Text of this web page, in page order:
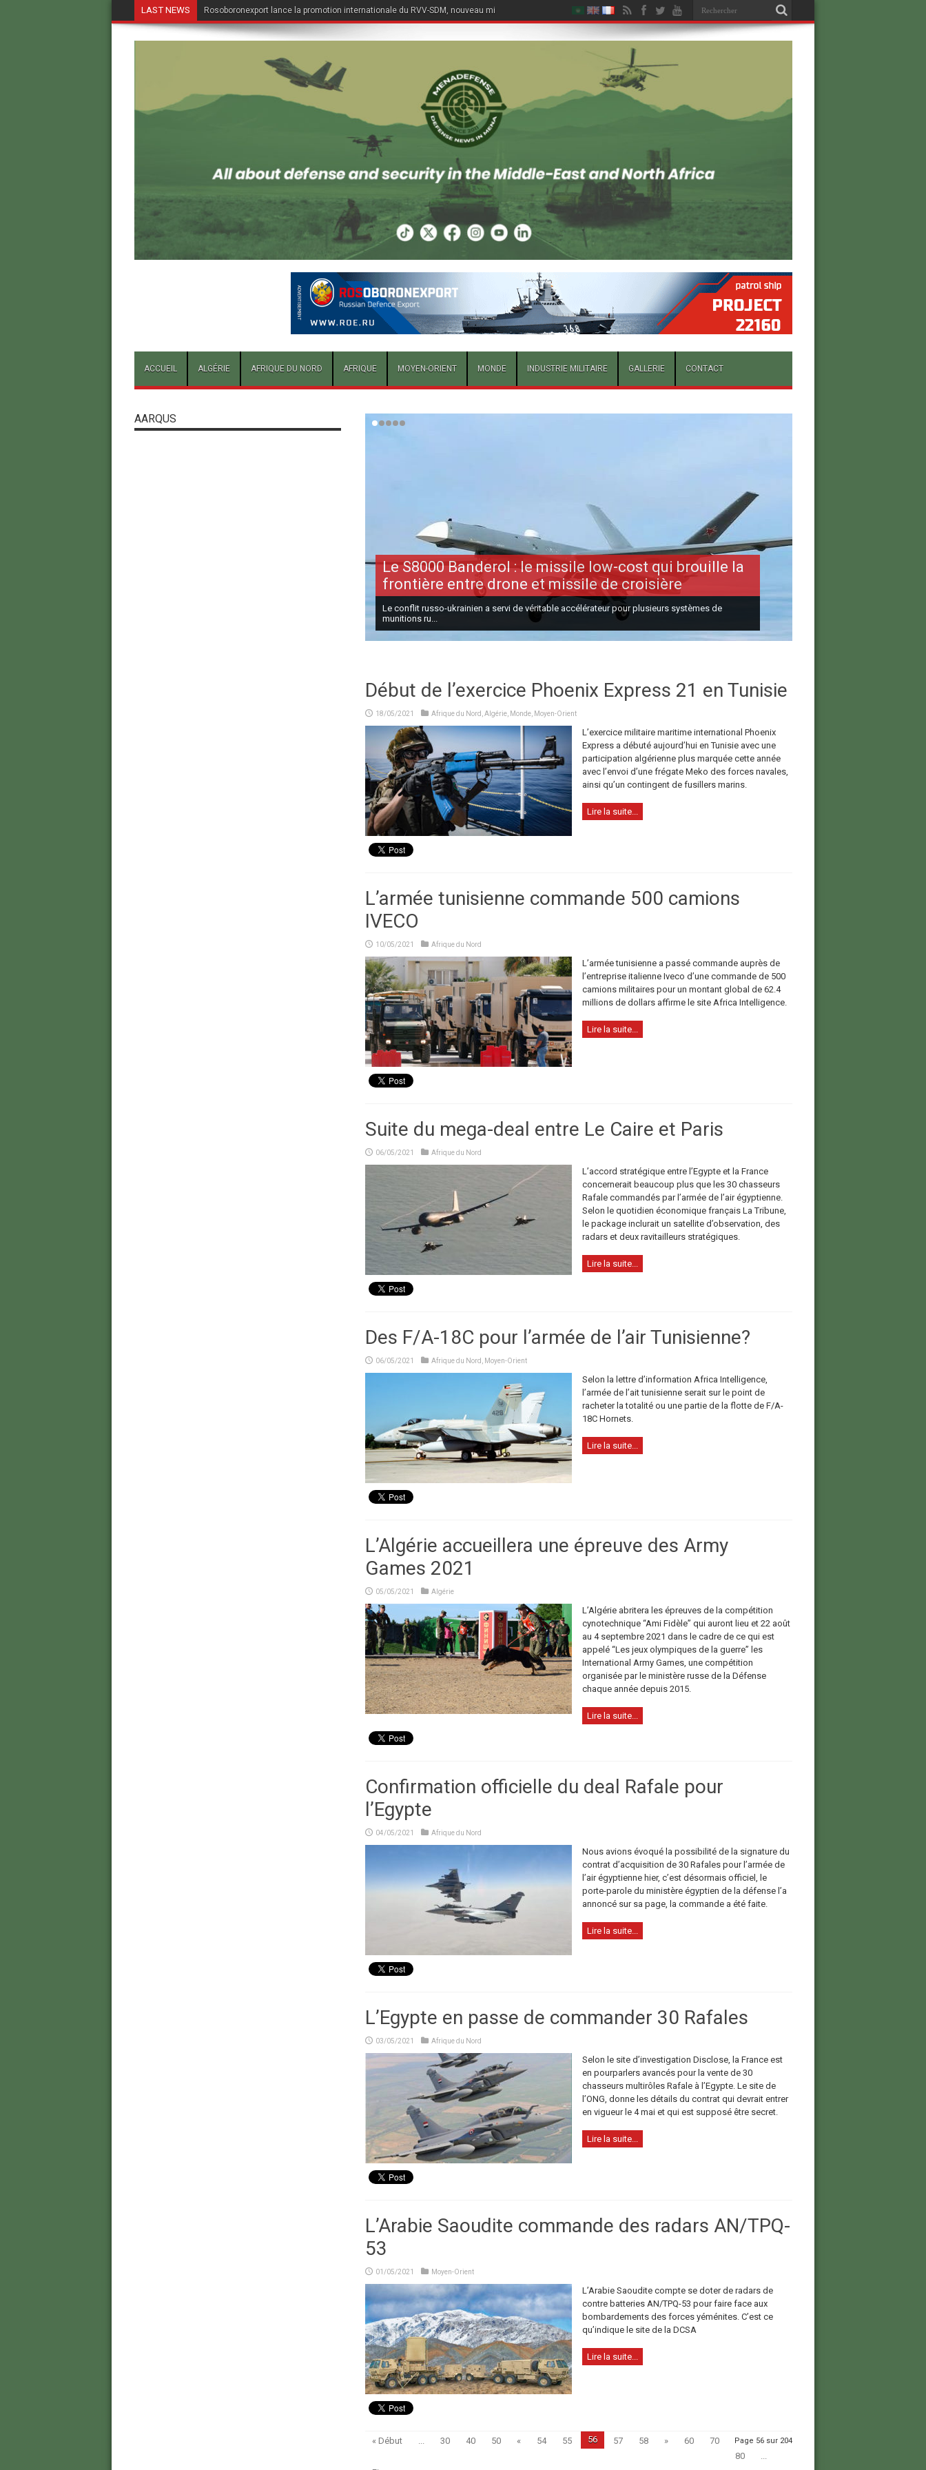
LAST NEWS Rosoboronexport lance la promotion internationale du RVV-SDM, nouveau missile air-air du Su-57E
ACCUEIL ALGÉRIE AFRIQUE DU NORD AFRIQUE MOYEN-ORIENT MONDE INDUSTRIE MILITAIRE GALLERIE CONTACT
Le S8000 Banderol : le missile low-cost qui brouille la
frontière entre drone et missile de croisière
Le conflit russo-ukrainien a servi de véritable accélérateur pour plusieurs systèmes de
munitions ru...
Début de l’exercice Phoenix Express 21 en Tunisie
18/05/2021 Afrique du Nord Algérie, Monde, Moyen-Orient
L’exercice militaire maritime international Phoenix
Express a débuté aujourd’hui en Tunisie avec une
participation algérienne plus marquée cette année
avec l’envoi d’une frégate Meko des forces navales,
ainsi qu’un contingent de fusillers marins.
Lire la suite...
L’armée tunisienne commande 500 camions
IVECO
10/05/2021 Afrique du Nord
L’armée tunisienne a passé commande auprès de
l’entreprise italienne Iveco d’une commande de 500
camions militaires pour un montant global de 62.4
millions de dollars affirme le site Africa Intelligence.
Lire la suite...
Suite du mega-deal entre Le Caire et Paris
06/05/2021 Afrique du Nord
L’accord stratégique entre l’Egypte et la France
concernerait beaucoup plus que les 30 chasseurs
Rafale commandés par l’armée de l’air égyptienne.
Selon le quotidien économique français La Tribune,
le package inclurait un satellite d’observation, des
radars et deux ravitailleurs stratégiques.
Lire la suite...
Des F/A-18C pour l’armée de l’air Tunisienne?
06/05/2021 Afrique du Nord Moyen-Orient
Selon la lettre d’information Africa Intelligence,
l’armée de l’ait tunisienne serait sur le point de
racheter la totalité ou une partie de la flotte de F/A-
18C Hornets.
Lire la suite...
L’Algérie accueillera une épreuve des Army
Games 2021
05/05/2021 Algérie
L’Algérie abritera les épreuves de la compétition
cynotechnique “Ami Fidèle” qui auront lieu et 22 août
au 4 septembre 2021 dans le cadre de ce qui est
appelé “Les jeux olympiques de la guerre” les
International Army Games, une compétition
organisée par le ministère russe de la Défense
chaque année depuis 2015.
Lire la suite...
Confirmation officielle du deal Rafale pour
l’Egypte
04/05/2021 Afrique du Nord
Nous avions évoqué la possibilité de la signature du
contrat d’acquisition de 30 Rafales pour l’armée de
l’air égyptienne hier, c’est désormais officiel, le
porte-parole du ministère égyptien de la défense l’a
annoncé sur sa page, la commande a été faite.
Lire la suite...
L’Egypte en passe de commander 30 Rafales
03/05/2021 Afrique du Nord
Selon le site d’investigation Disclose, la France est
en pourparlers avancés pour la vente de 30
chasseurs multirôles Rafale à l’Egypte. Le site de
l’ONG, donne les détails du contrat qui devrait entrer
en vigueur le 4 mai et qui est supposé être secret.
Lire la suite...
L’Arabie Saoudite commande des radars AN/TPQ-
53
01/05/2021 Moyen-Orient
L’Arabie Saoudite compte se doter de radars de
contre batteries AN/TPQ-53 pour faire face aux
bombardements des forces yéménites. C’est ce
qu’indique le site de la DCSA
Lire la suite...
Page 56 sur 204
« Début ... 30 40 50 « 54 55 56 57 58 » 60
70
80
...
AARQUS